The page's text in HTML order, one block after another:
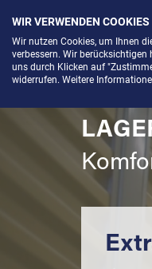
WIR VERWENDEN COOKIES
Wir nutzen Cookies, um Ihnen
verbessern. Wir
uns durch Klicken auf
widerrufen. Weitere